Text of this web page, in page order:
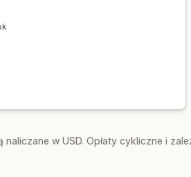
naliczane w USD. Opłaty cykliczne i